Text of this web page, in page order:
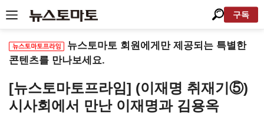
구독
뉴스토마토 회원에게만 제공되는 특별한
콘텐츠를 만나보세요.
[뉴스토마토프라임] (이재명 취재기⑤)
시사회에서 만난 이재명과 김용옥